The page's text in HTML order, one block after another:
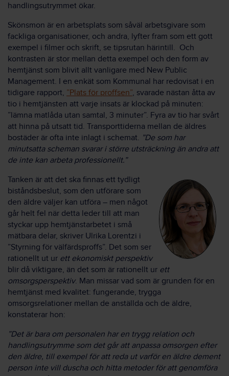
handlingsutrymmet ökar.
Skönsmon är en arbetsplats som såväl arbetsgivare som
fackliga organisationer, och andra, lyfter fram som ett gott
exempel i filmer och skrift, se tipsrutan härintill. Och
kontrasten är stor mellan detta exempel och den form av
hemtjänst som blivit allt vanligare med New Public
Management. I en enkät som Kommunal har redovisat i en
tidigare rapport, ”Plats för proffsen”, svarade nästan åtta av
tio i hemtjänsten att varje insats är klockad på minuten:
”lämna matlåda utan samtal, 3 minuter”. Fyra av tio har svårt
att hinna på utsatt tid. Transporttiderna mellan de äldres
bostäder är ofta inte inlagt i schemat. ”De som har
minutsatta scheman svarar i större utsträckning än andra att
de inte kan arbeta professionellt.”
Tanken är att det ska finnas ett tydligt
biståndsbeslut, som den utförare som
den äldre väljer kan utföra – men något
går helt fel när detta leder till att man
styckar upp hemtjänstarbetet i små
mätbara delar, skriver Ulrika Lorentzi i
”Styrning för välfärdsproffs”. Det som ser
rationellt ut ur ett ekonomiskt perspektiv
blir då viktigare, än det som är rationellt ur ett
omsorgsperspektiv. Man missar vad som är grunden för en
hemtjänst med kvalitet: fungerande, trygga
omsorgsrelationer mellan de anställda och de äldre,
konstaterar hon:
”Det är bara om personalen har en trygg relation och
handlingsutrymme som det går att anpassa omsorgen efter
den äldre, till exempel för att reda ut varför en äldre dement
person inte vill duscha och hitta metoder för att genomföra